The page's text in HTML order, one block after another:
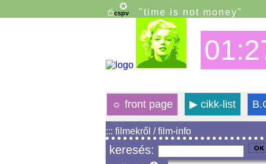
"time is not money"
☼ front page ▶cikk-list
::: filmekről / film-info
keresés: